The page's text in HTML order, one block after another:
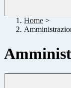
Home >